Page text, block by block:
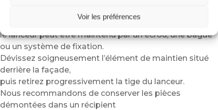
Voir les préférences
Selon le modèle de flipper,
le lanceur peut être maintenu par un écrou, une bague
ou un système de fixation.
Dévissez soigneusement l’élément de maintien situé
derrière la façade,
puis retirez progressivement la tige du lanceur.
Nous recommandons de conserver les pièces
démontées dans un récipient